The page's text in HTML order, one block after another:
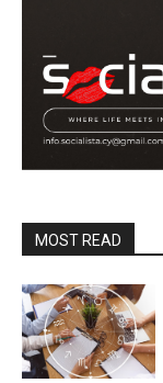
MOST READ